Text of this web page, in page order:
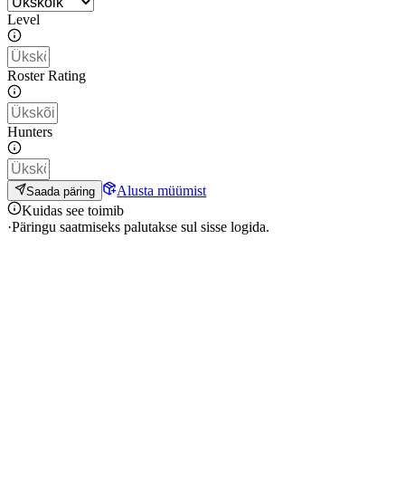
Level
Roster Rating
Hunters
Saada päring
Alusta müümist
Kuidas see toimib
·Päringu saatmiseks palutakse sul sisse logida.